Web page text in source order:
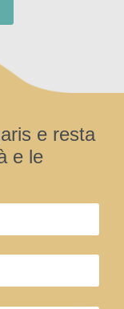
e resta
e le